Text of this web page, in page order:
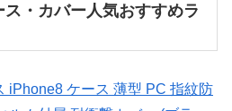
・カバー人気おすすめラ
iPhone8 ケース 薄型 PC 指紋防